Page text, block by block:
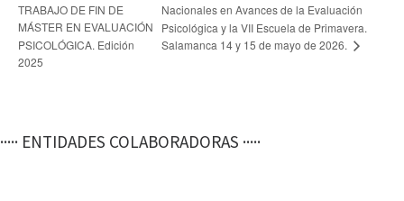
TRABAJO DE FIN DE
MÁSTER EN EVALUACIÓN
PSICOLÓGICA. Edición
2025
Nacionales en Avances de la Evaluación
Psicológica y la VII Escuela de Primavera.
Salamanca 14 y 15 de mayo de 2026.
····· ENTIDADES COLABORADORAS ·····